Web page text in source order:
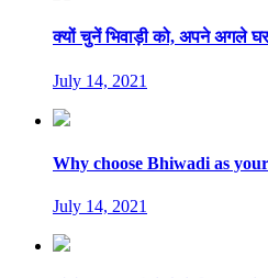
क्यों चुनें भिवाड़ी को, अपने अगले
July 14, 2021
Why choose Bhiwadi as
July 14, 2021